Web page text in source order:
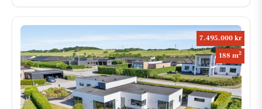
7.495.000 kr
188 m2